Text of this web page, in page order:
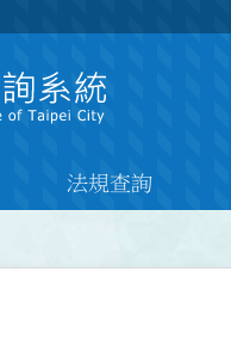
法規查詢